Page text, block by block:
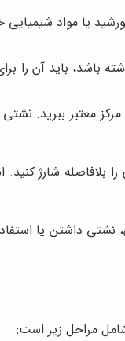
یا مواد شیمیایی
باید آن را
معتبر ببرید.
بلافاصله شارژ
داشتن یا
مراحل زیر است: